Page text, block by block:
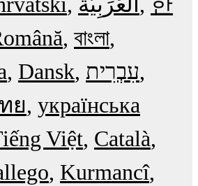
বাংলা
Dansk עִבְרִית
ย українська
Việt Català
Kurmancî